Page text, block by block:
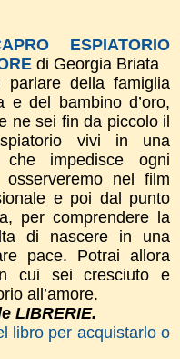
ESPIATORIO
di Georgia Briata
parlare della famiglia
e del bambino d’oro,
ne sei fin da piccolo il
vivi in una
che impedisce ogni
nel film
e poi dal punto
per comprendere la
di nascere in una
pace. Potrai allora
cui sei cresciuto e
all’amore.
LIBRERIE.
libro per acquistarlo o